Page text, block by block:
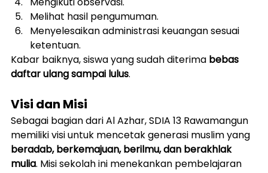
Melihat hasil pengumuman.
Menyelesaikan administrasi keuangan sesuai
ketentuan.
Kabar baiknya, siswa yang sudah diterima bebas
daftar ulang sampai lulus.
Visi dan Misi
Sebagai bagian dari Al Azhar, SDIA 13 Rawamangun
memiliki visi untuk mencetak generasi muslim yang
beradab, berkemajuan, berilmu, dan berakhlak
mulia. Misi sekolah ini menekankan pembelajaran